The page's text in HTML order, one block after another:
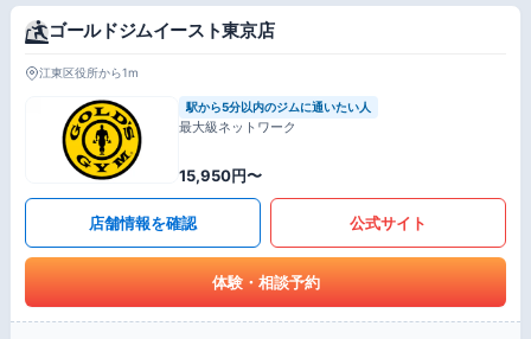
ゴールドジムイースト東京店
江東区役所から1m
駅から5分以内のジムに通いたい人
最大級ネットワーク
15,950円〜
店舗情報を確認 公式サイト
体験・相談予約